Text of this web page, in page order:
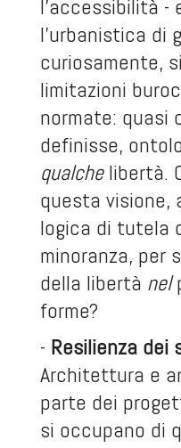
l’accessibilità
l’urbanistica di
curiosamente,
limitazioni
normate: quasi
definisse,
qualchelibertà.
questa visione,
logica di tutela
minoranza, per
della libertà nel
forme?
- Resilienza dei
Architettura e
parte dei
si occupano di